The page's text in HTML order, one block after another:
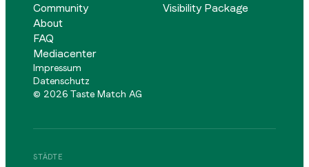
Community
About
FAQ
Mediacenter
Visibility Package
Impressum
Datenschutz
© 2026 Taste Match AG
STÄDTE